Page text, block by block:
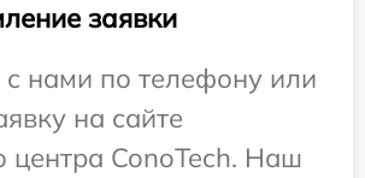
заявки
нами по телефону или
на сайте
центра ConoTech. Наш